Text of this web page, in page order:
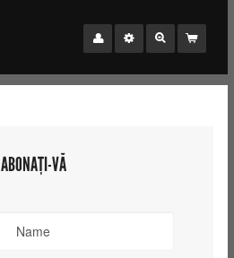
ABONAȚI-VĂ